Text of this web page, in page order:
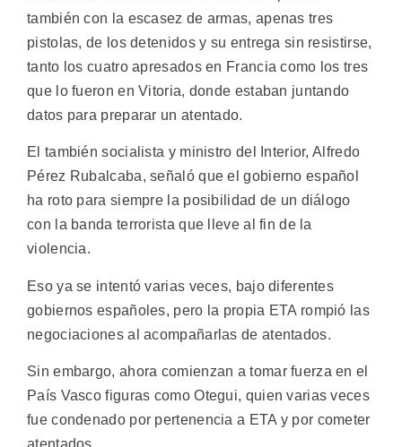
también con la escasez de armas, apenas tres
pistolas, de los detenidos y su entrega sin resistirse,
tanto los cuatro apresados en Francia como los tres
que lo fueron en Vitoria, donde estaban juntando
datos para preparar un atentado.
El también socialista y ministro del Interior, Alfredo
Pérez Rubalcaba, señaló que el gobierno español
ha roto para siempre la posibilidad de un diálogo
con la banda terrorista que lleve al fin de la
violencia.
Eso ya se intentó varias veces, bajo diferentes
gobiernos españoles, pero la propia ETA rompió las
negociaciones al acompañarlas de atentados.
Sin embargo, ahora comienzan a tomar fuerza en el
País Vasco figuras como Otegui, quien varias veces
fue condenado por pertenencia a ETA y por cometer